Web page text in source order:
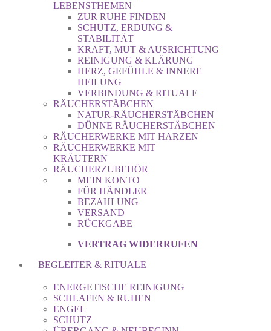
LEBENSTHEMEN
ZUR RUHE FINDEN
SCHUTZ, ERDUNG &
STABILITÄT
KRAFT, MUT & AUSRICHTUNG
REINIGUNG & KLÄRUNG
HERZ, GEFÜHLE & INNERE
HEILUNG
VERBINDUNG & RITUALE
RÄUCHERSTÄBCHEN
NATUR-RÄUCHERSTÄBCHEN
DÜNNE RÄUCHERSTÄBCHEN
RÄUCHERWERKE MIT HARZEN
RÄUCHERWERKE MIT
KRÄUTERN
RÄUCHERZUBEHÖR
MEIN KONTO
FÜR HÄNDLER
BEZAHLUNG
VERSAND
RÜCKGABE
VERTRAG WIDERRUFEN
BEGLEITER & RITUALE
ENERGETISCHE REINIGUNG
SCHLAFEN & RUHEN
ENGEL
SCHUTZ